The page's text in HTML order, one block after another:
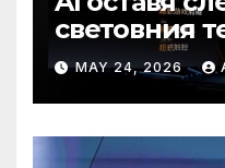
световния
пазар
MAY 24, 2026